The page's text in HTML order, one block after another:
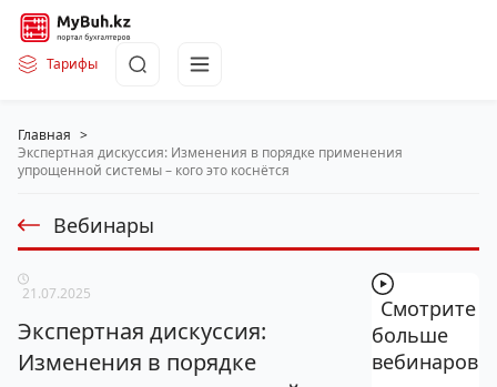
Тарифы
Главная >
Экспертная дискуссия: Изменения в порядке применения
упрощенной системы – кого это коснётся
Вебинары
21.07.2025
Экспертная дискуссия:
Изменения в порядке
Смотрите
больше
вебинаров